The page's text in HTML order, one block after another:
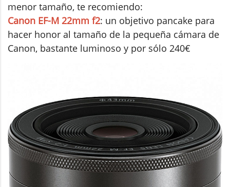
menor tamaño, te recomiendo:
Canon EF-M 22mm f2: un objetivo pancake para
hacer honor al tamaño de la pequeña cámara de
Canon, bastante luminoso y por sólo 240€